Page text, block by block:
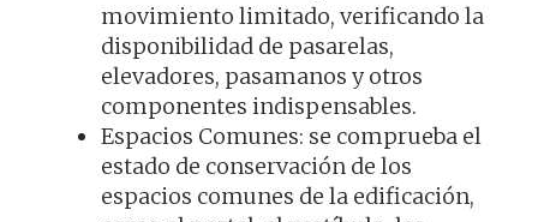
movimiento limitado, verificando la
disponibilidad de pasarelas,
elevadores, pasamanos y otros
componentes indispensables.
Espacios Comunes: se comprueba el
estado de conservación de los
espacios comunes de la edificación,